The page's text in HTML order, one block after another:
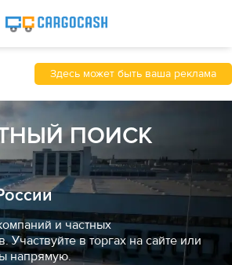
Здесь может быть ваша реклама
ПОИСК
и частных
Участвуйте в торгах на сайте или
напрямую.